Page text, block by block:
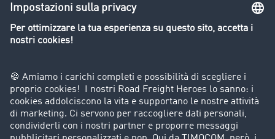
Panoramica della borsa di carichi
Divieti di circolazione per mezzi pesanti
Azienda
Porta un nuovo cliente
Storie di successo